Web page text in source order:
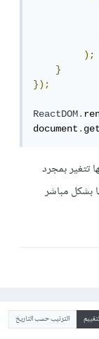
);
}
});
ReactDOM.
document.
بعد 3 ثوانٍ، لكنها تتغير بمجرد
بشكل مباشر
الترتيب حسب التاريخ